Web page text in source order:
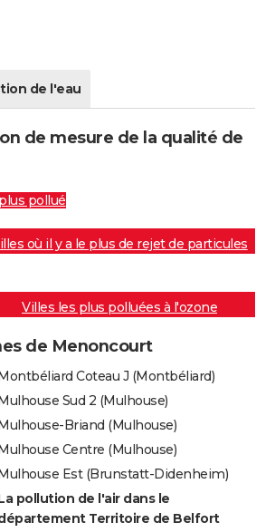
de l'eau
de mesure de la qualité de
pollué
où il y a le plus de rejet de particules
Villes les plus polluées à l'ozone
de Menoncourt
Coteau J (Montbéliard)
Sud 2 (Mulhouse)
Briand (Mulhouse)
Centre (Mulhouse)
Est (Brunstatt-Didenheim)
pollution de l'air dans le
Territoire de Belfort